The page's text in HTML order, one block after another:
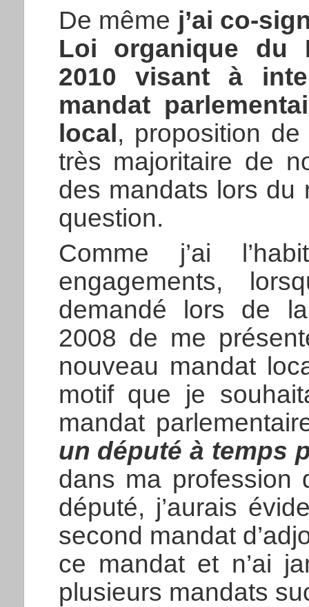
De même j’ai co-
Loi organique du
2010 visant à
mandat
local, proposition
très majoritaire de
des mandats lors du
question.
Comme j’ai
engagements,
demandé lors de
2008 de me
nouveau mandat
motif que je
mandat
un député à temps
dans ma profession
député, j’aurais
second mandat
ce mandat et n’ai
plusieurs mandats